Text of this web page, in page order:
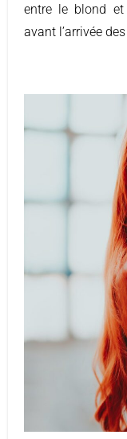
entre le blond
avant l’arrivée